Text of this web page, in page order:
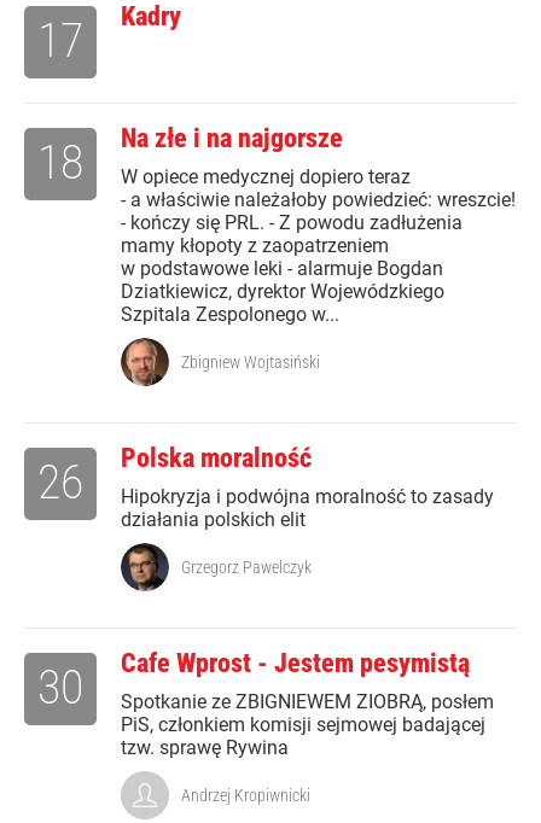
Kadry
17
Na złe i na najgorsze
W opiece medycznej dopiero teraz
- a właściwie należałoby powiedzieć: wreszcie!
- kończy się PRL. - Z powodu zadłużenia
mamy kłopoty z zaopatrzeniem
w podstawowe leki - alarmuje Bogdan
Dziatkiewicz, dyrektor Wojewódzkiego
Szpitala Zespolonego w...
18
Zbigniew Wojtasiński
Polska moralność
Hipokryzja i podwójna moralność to zasady
działania polskich elit
26
Grzegorz Pawelczyk
Cafe Wprost - Jestem pesymistą
Spotkanie ze ZBIGNIEWEM ZIOBRĄ, posłem
PiS, członkiem komisji sejmowej badającej
tzw. sprawę Rywina
30
Andrzej Kropiwnicki